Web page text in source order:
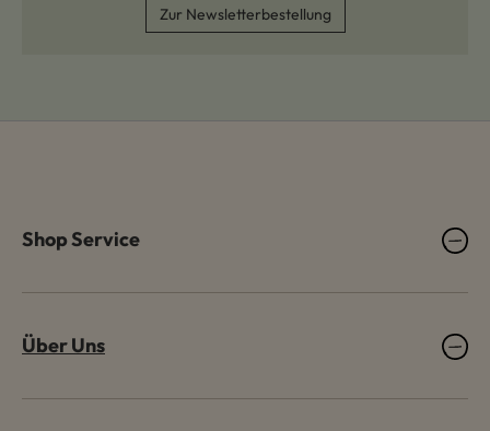
Zur Newsletterbestellung
Shop Service
Über Uns